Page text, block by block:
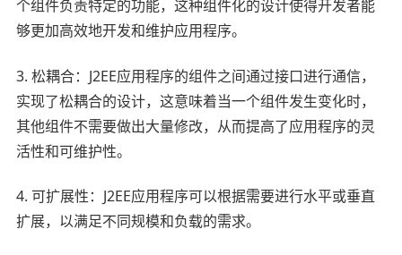
个组件负责特定的功能，这种组件化的设计使得开发者能
够更加高效地开发和维护应用程序。
3. 松耦合：J2EE应用程序的组件之间通过接口进行通信，
实现了松耦合的设计，这意味着当一个组件发生变化时，
其他组件不需要做出大量修改，从而提高了应用程序的灵
活性和可维护性。
4. 可扩展性：J2EE应用程序可以根据需要进行水平或垂直
扩展，以满足不同规模和负载的需求。